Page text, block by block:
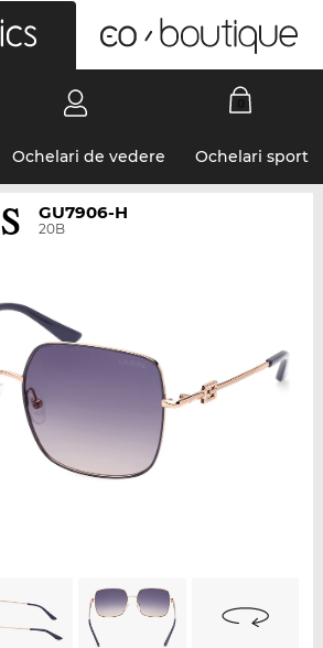
Ochelari de vedere Ochelari sport
GU7906-H
20B